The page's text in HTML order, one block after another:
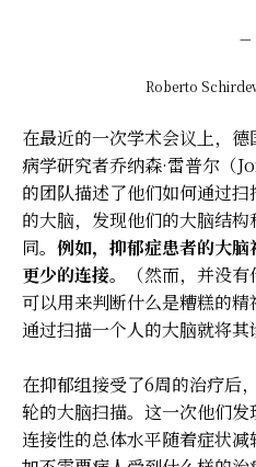
—
Roberto
在最近的一次学术会议上，
病学研究者乔纳森·雷普尔（
的团队描述了他们如何通过
的大脑，发现他们的大脑结
同。 例如，抑郁症患者的大
更少的连接。
（然而，并没
可以用来判断什么是糟糕的
通过扫描一个人的大脑就将其
在抑郁组接受了6周的治疗后
轮的大脑扫描。这一次他们
连接性的总体水平随着症状